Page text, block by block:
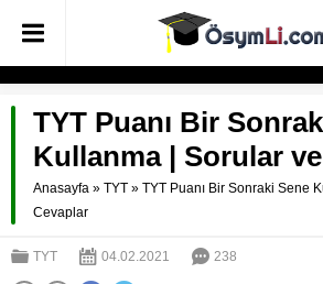
TYT Puanı Bir
Kullanma | Sorular
Anasayfa » TYT » TYT Puanı Bir Sonraki Sene
Cevaplar
TYT 04.02.2021 238